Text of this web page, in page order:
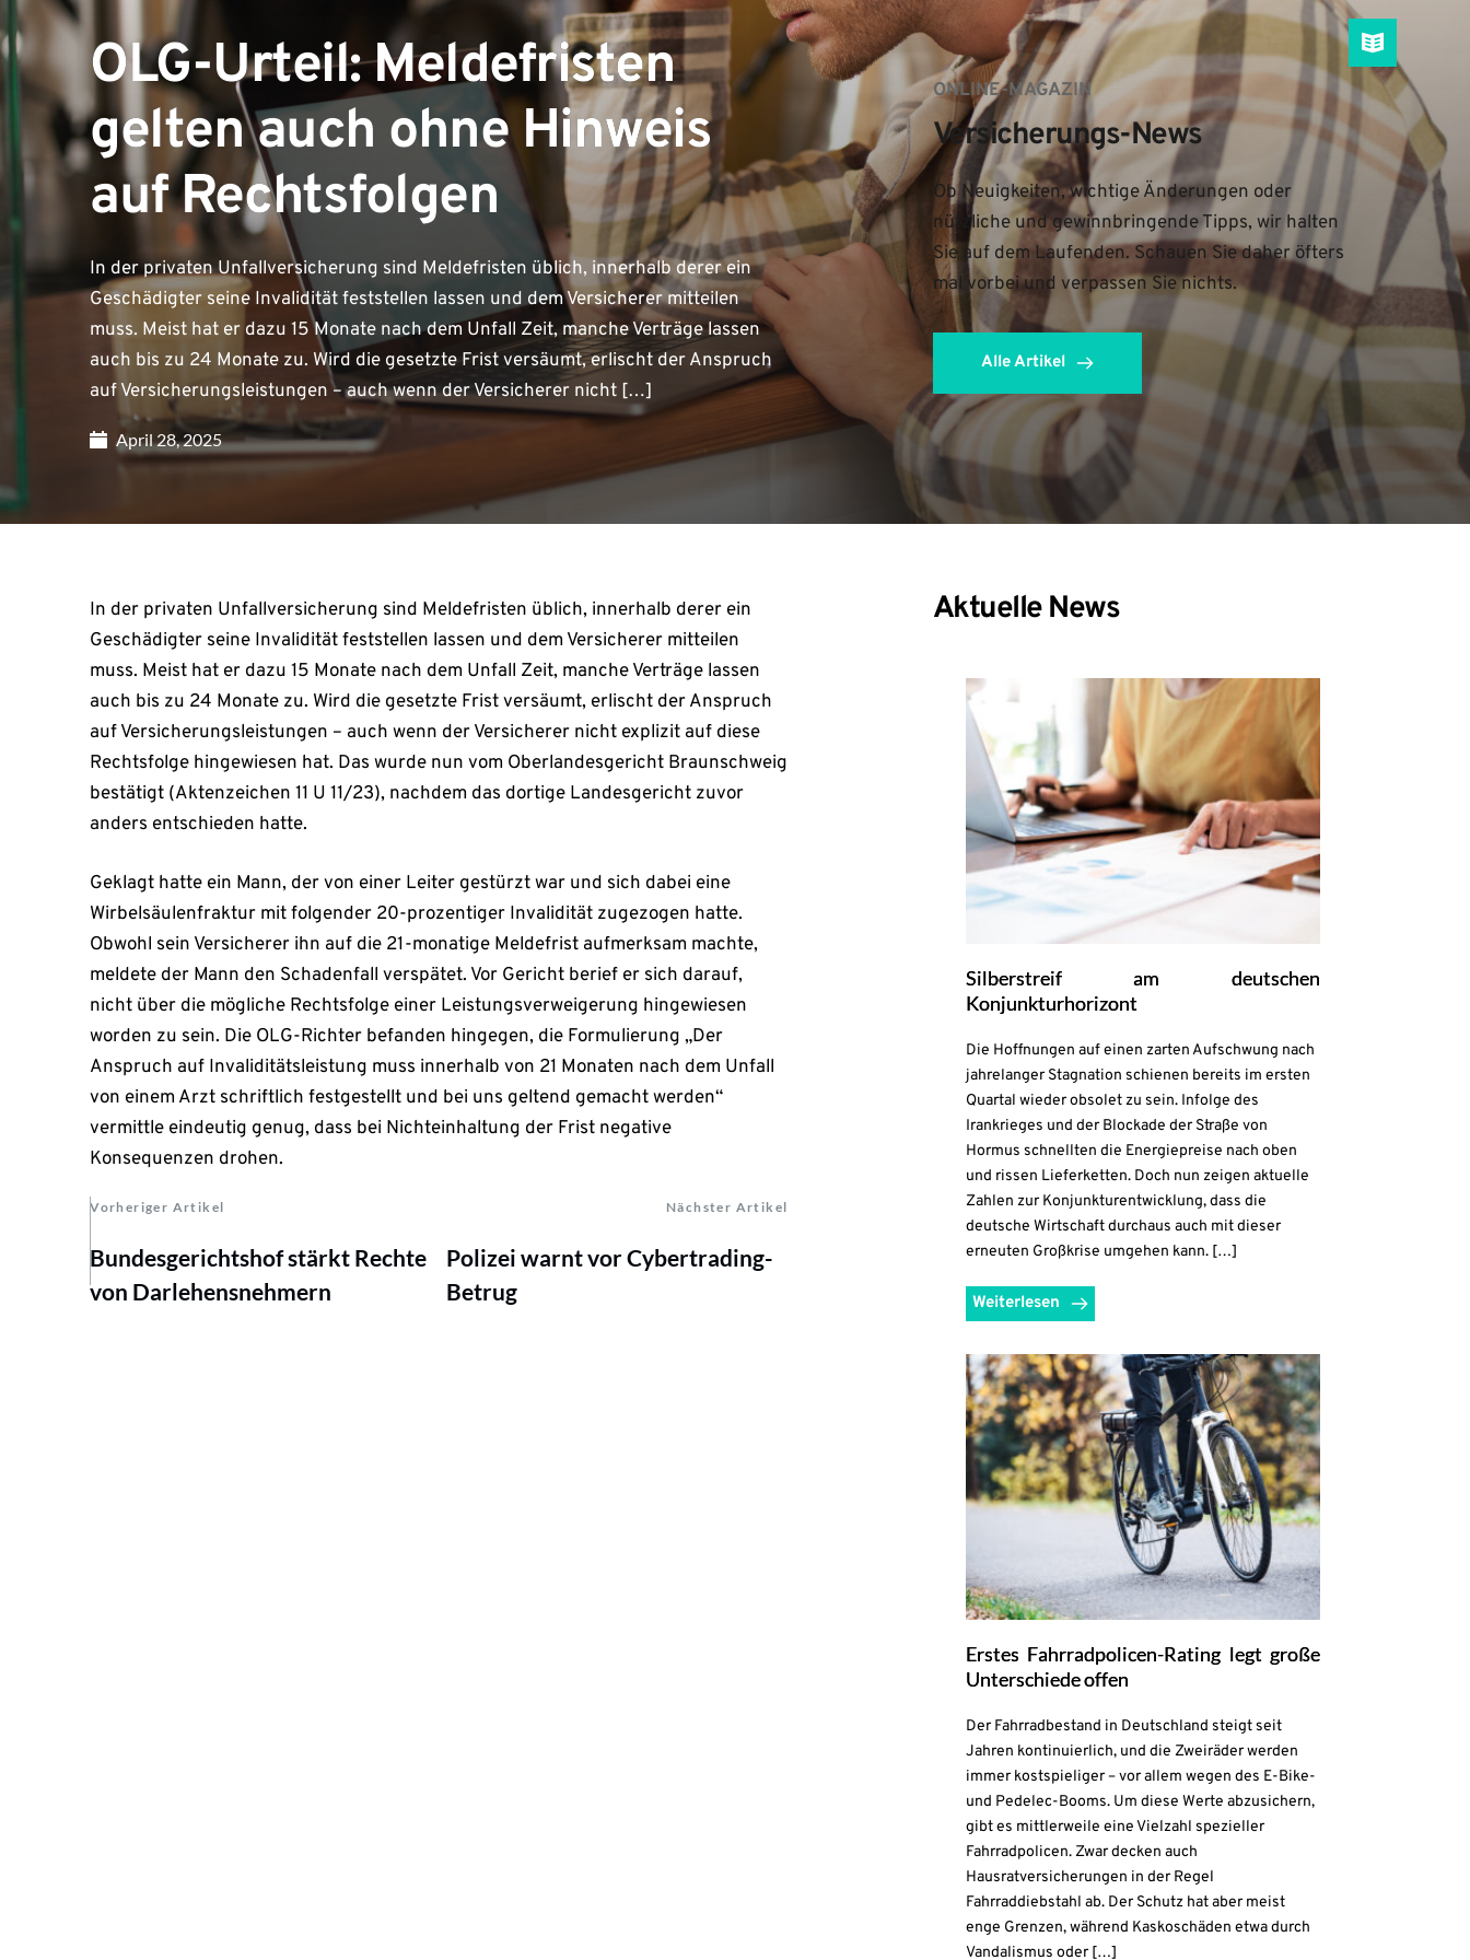
OLG-Urteil: Meldefristen
gelten auch ohne Hinweis
auf Rechtsfolgen
In der privaten Unfallversicherung sind Meldefristen üblich, innerhalb derer ein
Geschädigter seine Invalidität feststellen lassen und dem Versicherer mitteilen
muss. Meist hat er dazu 15 Monate nach dem Unfall Zeit, manche Verträge lassen
auch bis zu 24 Monate zu. Wird die gesetzte Frist versäumt, erlischt der Anspruch
auf Versicherungsleistungen – auch wenn der Versicherer nicht […]
April 28, 2025
ONLINE-MAGAZIN
Versicherungs-News
Ob Neuigkeiten, wichtige Änderungen oder
nützliche und gewinnbringende Tipps, wir halten
Sie auf dem Laufenden. Schauen Sie daher öfters
mal vorbei und verpassen Sie nichts.
Alle Artikel
In der privaten Unfallversicherung sind Meldefristen üblich, innerhalb derer ein
Geschädigter seine Invalidität feststellen lassen und dem Versicherer mitteilen
muss. Meist hat er dazu 15 Monate nach dem Unfall Zeit, manche Verträge lassen
auch bis zu 24 Monate zu. Wird die gesetzte Frist versäumt, erlischt der Anspruch
auf Versicherungsleistungen – auch wenn der Versicherer nicht explizit auf diese
Rechtsfolge hingewiesen hat. Das wurde nun vom Oberlandesgericht Braunschweig
bestätigt (Aktenzeichen 11 U 11/23), nachdem das dortige Landesgericht zuvor
anders entschieden hatte.
Geklagt hatte ein Mann, der von einer Leiter gestürzt war und sich dabei eine
Wirbelsäulenfraktur mit folgender 20-prozentiger Invalidität zugezogen hatte.
Obwohl sein Versicherer ihn auf die 21-monatige Meldefrist aufmerksam machte,
meldete der Mann den Schadenfall verspätet. Vor Gericht berief er sich darauf,
nicht über die mögliche Rechtsfolge einer Leistungsverweigerung hingewiesen
worden zu sein. Die OLG-Richter befanden hingegen, die Formulierung „Der
Anspruch auf Invaliditätsleistung muss innerhalb von 21 Monaten nach dem Unfall
von einem Arzt schriftlich festgestellt und bei uns geltend gemacht werden“
vermittle eindeutig genug, dass bei Nichteinhaltung der Frist negative
Konsequenzen drohen.
Vorheriger Artikel Nächster Artikel
Bundesgerichtshof stärkt Rechte
von Darlehensnehmern
Polizei warnt vor Cybertrading-
Betrug
Aktuelle News
Silberstreif am deutschen
Konjunkturhorizont
Die Hoffnungen auf einen zarten Aufschwung nach
jahrelanger Stagnation schienen bereits im ersten
Quartal wieder obsolet zu sein. Infolge des
Irankrieges und der Blockade der Straße von
Hormus schnellten die Energiepreise nach oben
und rissen Lieferketten. Doch nun zeigen aktuelle
Zahlen zur Konjunkturentwicklung, dass die
deutsche Wirtschaft durchaus auch mit dieser
erneuten Großkrise umgehen kann. […]
Weiterlesen
Erstes Fahrradpolicen-Rating legt große
Unterschiede offen
Der Fahrradbestand in Deutschland steigt seit
Jahren kontinuierlich, und die Zweiräder werden
immer kostspieliger – vor allem wegen des E-Bike-
und Pedelec-Booms. Um diese Werte abzusichern,
gibt es mittlerweile eine Vielzahl spezieller
Fahrradpolicen. Zwar decken auch
Hausratversicherungen in der Regel
Fahrraddiebstahl ab. Der Schutz hat aber meist
enge Grenzen, während Kaskoschäden etwa durch
Vandalismus oder […]